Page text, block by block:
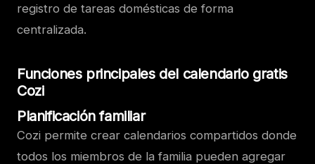
registro de tareas domésticas de forma
centralizada.
Funciones principales del calendario gratis
Cozi
Planificación familiar
Cozi permite crear calendarios compartidos donde
todos los miembros de la familia pueden agregar